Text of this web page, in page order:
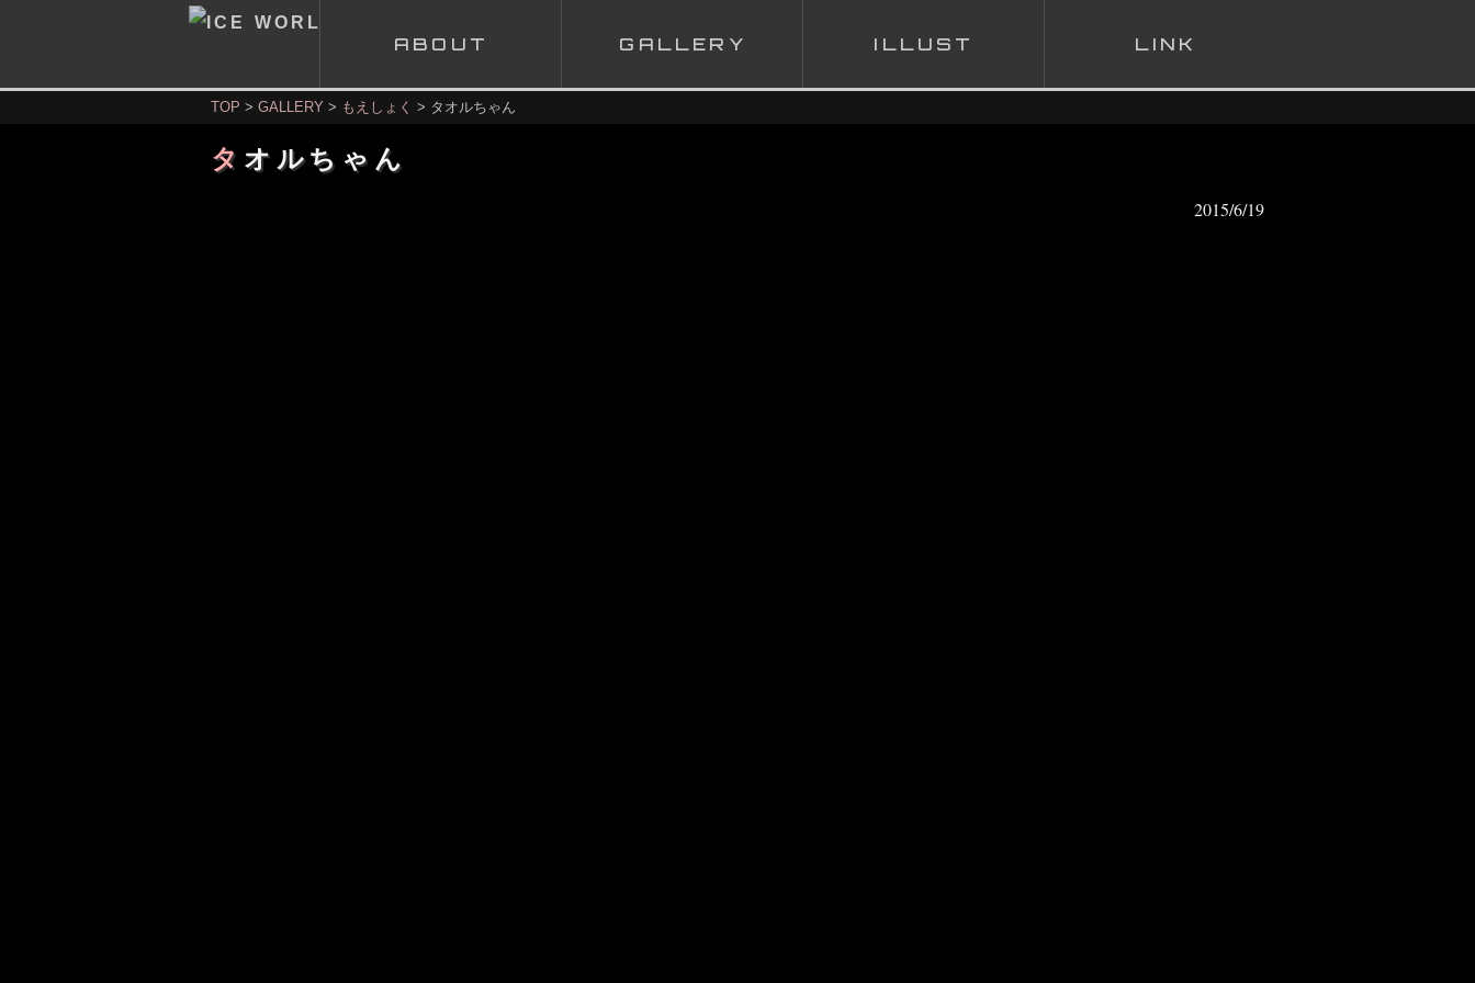
A BOUT G ALLERY I LLUST L INK
TOP GALLERY もえしょく タオルちゃん
タオルちゃん
2015/6/19